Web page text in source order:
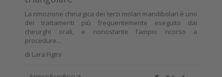
La rimozione chirurgica dei terzi molari mandibolari è uno
dei trattamenti più frequentemente eseguito dai
chirurghi orali, e nonostante l’ampio ricorso a
procedure...
di Lara Figini